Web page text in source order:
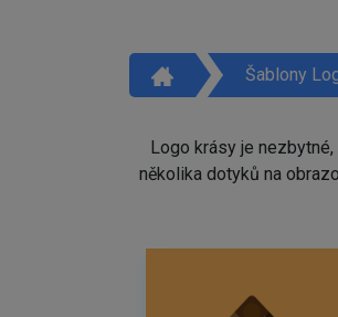
Šablony
Logo krásy je
několika dotyků na